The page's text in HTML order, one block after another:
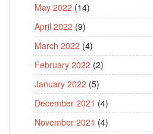
May 2022 (14)
April 2022 (9)
March 2022 (4)
February 2022 (2)
January 2022 (5)
December 2021 (4)
November 2021 (4)